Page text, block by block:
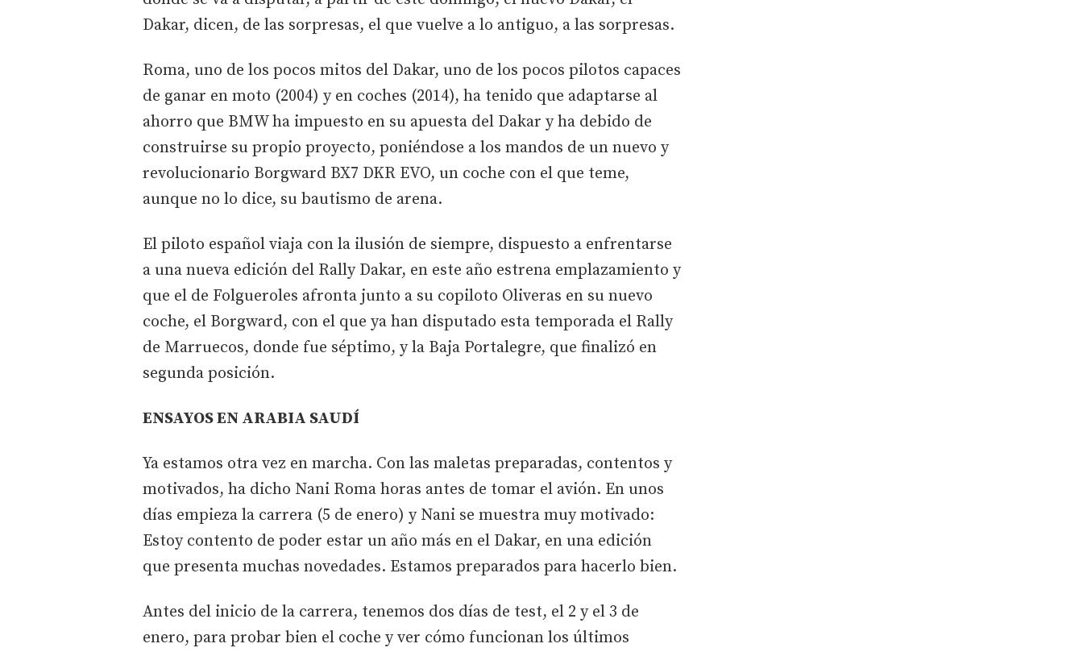
Dakar, dicen, de las sorpresas, el que vuelve a lo antiguo, a las sorpresas.
Roma, uno de los pocos mitos del Dakar, uno de los pocos pilotos capaces
de ganar en moto (2004) y en coches (2014), ha tenido que adaptarse al
ahorro que BMW ha impuesto en su apuesta del Dakar y ha debido de
construirse su propio proyecto, poniéndose a los mandos de un nuevo y
revolucionario Borgward BX7 DKR EVO, un coche con el que teme,
aunque no lo dice, su bautismo de arena.
El piloto español viaja con la ilusión de siempre, dispuesto a enfrentarse
a una nueva edición del Rally Dakar, en este año estrena emplazamiento y
que el de Folgueroles afronta junto a su copiloto Oliveras en su nuevo
coche, el Borgward, con el que ya han disputado esta temporada el Rally
de Marruecos, donde fue séptimo, y la Baja Portalegre, que finalizó en
segunda posición.
ENSAYOS EN ARABIA SAUDÍ
Ya estamos otra vez en marcha. Con las maletas preparadas, contentos y
motivados, ha dicho Nani Roma horas antes de tomar el avión. En unos
días empieza la carrera (5 de enero) y Nani se muestra muy motivado:
Estoy contento de poder estar un año más en el Dakar, en una edición
que presenta muchas novedades. Estamos preparados para hacerlo bien.
Antes del inicio de la carrera, tenemos dos días de test, el 2 y el 3 de
enero, para probar bien el coche y ver cómo funcionan los últimos